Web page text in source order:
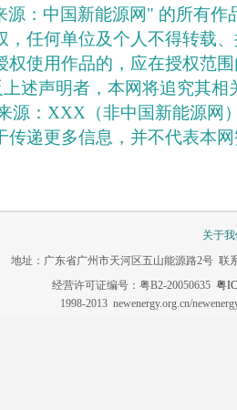
源：中国新能源网" 的所有作
，任何单位及个人不得转载
权使用作品的，应在授权范
述声明者，本网将追究其相
源：XXX（非中国新能源网
传递更多信息，并不代表本
关于
地址：广东省广州市天河区五山能源路2号 联
经营许可证编号：粤B2-20050635 粤
1998-2013 newenergy.org.cn/